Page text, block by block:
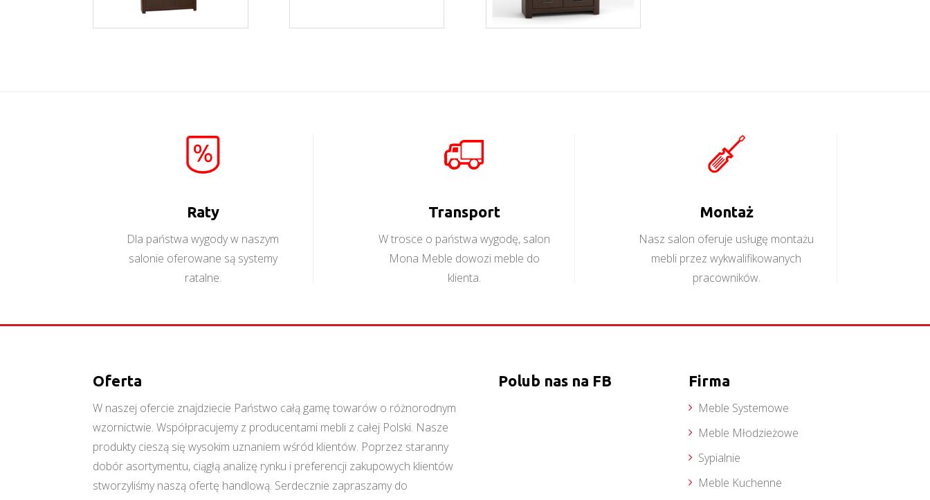
Raty
Dla państwa wygody w naszym
salonie oferowane są systemy
ratalne.
Transport
W trosce o państwa wygodę, salon
Mona Meble dowozi meble do
klienta.
Montaż
Nasz salon oferuje usługę montażu
mebli przez wykwalifikowanych
pracowników.
Oferta
W naszej ofercie znajdziecie Państwo całą gamę towarów o różnorodnym
wzornictwie. Współpracujemy z producentami mebli z całej Polski. Nasze
produkty cieszą się wysokim uznaniem wśród klientów. Poprzez staranny
dobór asortymentu, ciągłą analizę rynku i preferencji zakupowych klientów
stworzyliśmy naszą ofertę handlową. Serdecznie zapraszamy do
Polub nas na FB Firma
Meble Systemowe
Meble Młodzieżowe
Sypialnie
Meble Kuchenne